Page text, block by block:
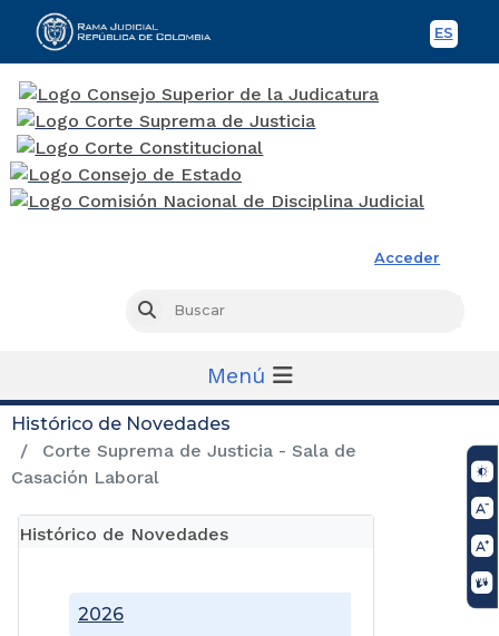
ES
Acceder
Buscar
Menú
Histórico de Novedades
Corte Suprema de Justicia - Sala de
Casación Laboral
Histórico de Novedades
2026